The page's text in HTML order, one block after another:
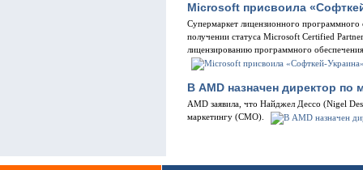
Microsoft присвоила
Супермаркет лицензионного
получении статуса Microsoft Certified
лицензированию программного
В AMD назначен директор по
AMD заявила, что Найджел Дессо (Nigel
маркетингу (CMO).